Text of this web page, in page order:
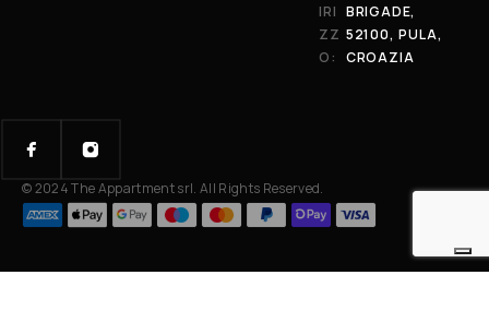
IRI
ZZ
O:
BRIGADE,
52100, PULA,
CROAZIA
© 2024 The Appartment srl. All Rights Reserved.